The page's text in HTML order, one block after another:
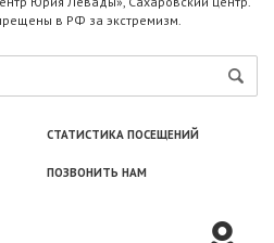
в РФ за экстремизм.
СТАТИСТИКА ПОСЕЩЕНИЙ
ПОЗВОНИТЬ НАМ